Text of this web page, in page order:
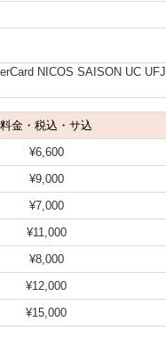
NICOS SAISON UC UFJ
料金・税込・サ込
¥6,600
¥9,000
¥7,000
¥11,000
¥8,000
¥12,000
¥15,000